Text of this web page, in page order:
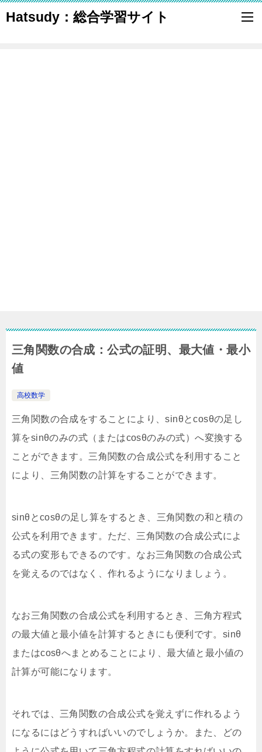
Hatsudy：総合学習サイト
三角関数の合成：公式の証明、最大値・最小
値
高校数学
三角関数の合成をすることにより、sinθとcosθの足し
算をsinθのみの式（またはcosθのみの式）へ変換する
ことができます。三角関数の合成公式を利用すること
により、三角関数の計算をすることができます。
sinθとcosθの足し算をするとき、三角関数の和と積の
公式を利用できます。ただ、三角関数の合成公式によ
る式の変形もできるのです。なお三角関数の合成公式
を覚えるのではなく、作れるようになりましょう。
なお三角関数の合成公式を利用するとき、三角方程式
の最大値と最小値を計算するときにも便利です。sinθ
またはcosθへまとめることにより、最大値と最小値の
計算が可能になります。
それでは、三角関数の合成公式を覚えずに作れるよう
になるにはどうすればいいのでしょうか。また、どの